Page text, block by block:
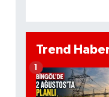
Trend
1